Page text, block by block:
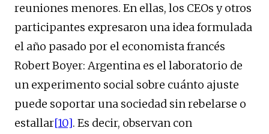
reuniones menores. En ellas, los CEOs y otros
participantes expresaron una idea formulada
el año pasado por el economista francés
Robert Boyer: Argentina es el laboratorio de
un experimento social sobre cuánto ajuste
puede soportar una sociedad sin rebelarse o
estallar[10]. Es decir, observan con